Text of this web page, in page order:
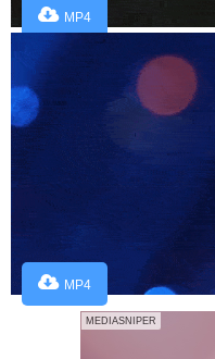
MP4
MP4
MEDIASNIPER